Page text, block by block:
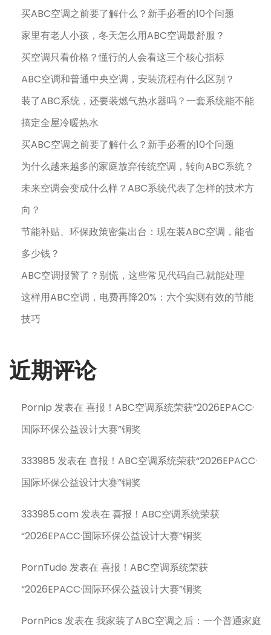
买ABC空调之前要了解什么？新手必看的10个问题
家里有老人小孩，冬天怎么用ABC空调最舒服？
买空调只看价格？懂行的人会看这三个核心指标
ABC空调和普通中央空调，安装流程有什么区别？
装了ABC系统，还要装燃气热水器吗？一套系统能不能
搞定全屋冷暖热水
买ABC空调之前要了解什么？新手必看的10个问题
为什么越来越多的家庭放弃传统空调，转向ABC系统？
未来空调会变成什么样？ABC系统代表了怎样的技术方
向？
节能补贴、环保政策密集出台：现在装ABC空调，能省
多少钱？
ABC空调报警了？别慌，这些常见代码自己就能处理
这样用ABC空调，电费再降20%：六个实测有效的节能
技巧
近期评论
Pornip 发表在喜报！ABC空调系统荣获“2026EPACC·
国际环保公益设计大赛”铜奖
333985 发表在喜报！ABC空调系统荣获“2026EPACC·
国际环保公益设计大赛”铜奖
333985.com 发表在喜报！ABC空调系统荣获
“2026EPACC·国际环保公益设计大赛”铜奖
PornTude 发表在喜报！ABC空调系统荣获
“2026EPACC·国际环保公益设计大赛”铜奖
PornPics 发表在我家装了ABC空调之后：一个普通家庭